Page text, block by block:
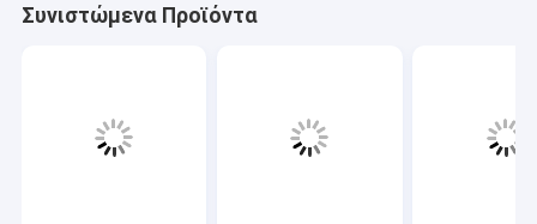
Συνιστώμενα Προϊόντα